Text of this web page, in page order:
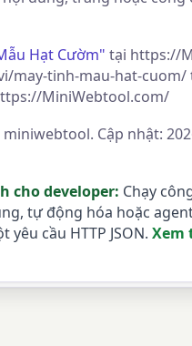
Hạt Cườm" tại https://
may-tinh-mau-hat-
MiniWebtool.com/
Cập nhật:
cho developer: Chạy
tự động hóa hoặc
yêu cầu HTTP JSON. Xem